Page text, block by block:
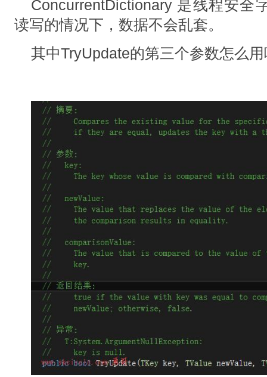
ConcurrentDictionary 是线程安全
读写的情况下，数据不会乱套。
其中TryUpdate的第三个参数怎么